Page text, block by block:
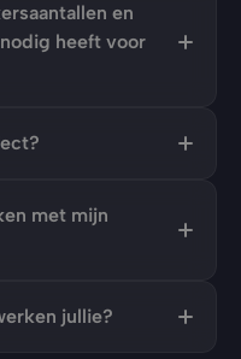
en
heeft voor
met mijn
jullie?